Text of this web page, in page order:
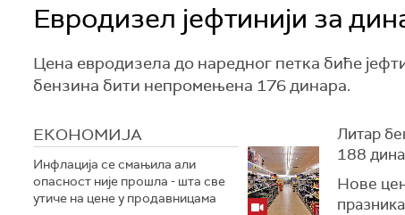
Евродизел јефтинији за
Цена евродизела до наредног петка биће
бензина бити непромењена 176 динара.
ЕКОНОМИЈА
Инфлација се смањила али
опасност није прошла - шта све
утиче на цене у продавницама
Литар
188
Нове